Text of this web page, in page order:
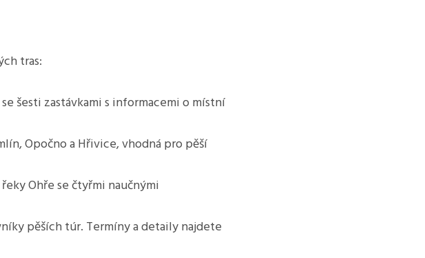
tras:
šesti zastávkami s informacemi o místní
Opočno a Hřivice, vhodná pro pěší
Ohře se čtyřmi naučnými
pěších túr. Termíny a detaily najdete